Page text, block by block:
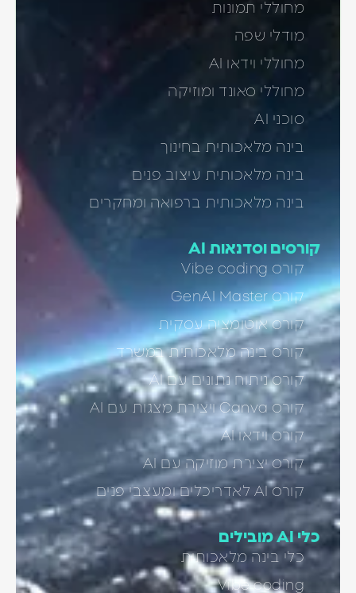
מחוללי תמונות
מודלי שפה
מחוללי וידאו AI
מחוללי סאונד ומוזיקה
סוכני AI
בינה מלאכותית בחינוך
בינה מלאכותית עיצוב פנים
בינה מלאכותית ברפואה ומחקרים
קורסים וסדנאות AI
קורס Vibe coding
קורס GenAI Master
קורס אוטומציה עסקית
קורס בינה מלאכותית במשרד
קורס ניתוח נתונים עם AI
קורס Canva ויצירת מצגות עם AI
קורס וידאו AI
קורס יצירת מוזיקה עם AI
קורס AI לאדריכלים ומעצבי פנים
כלי AI מובילים
כלי בינה מלאכותית
Vibe coding